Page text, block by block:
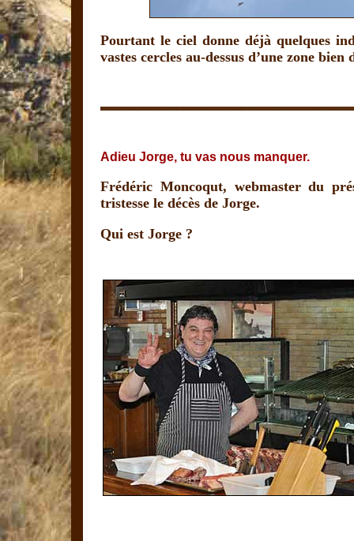
Pourtant le ciel donne déjà quelques
vastes cercles au-dessus d’une zone
Adieu Jorge, tu vas nous manquer.
Frédéric Moncoqut, webmaster du
tristesse le décès de Jorge.
Qui est Jorge ?